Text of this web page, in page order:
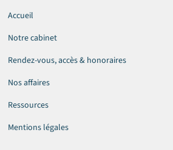
Accueil
Notre cabinet
Rendez-vous, accès & honoraires
Nos affaires
Ressources
Mentions légales